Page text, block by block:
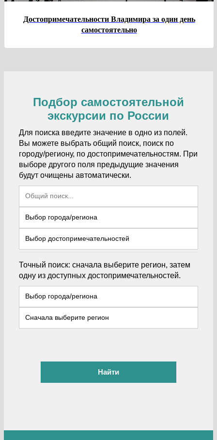
Достопримечательности Владимира за один день
самостоятельно
Подбор самостоятельной
экскурсии по России
Для поиска введите значение в одно из полей.
Вы можете выбрать общий поиск, поиск по
городу/региону, по достопримечательностям. При
выборе другого поля предыдущие значения
будут очищены автоматически.
Точный поиск: сначала выберите регион, затем
одну из доступных достопримечательностей.
Найти